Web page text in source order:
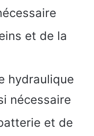
et de la
hydraulique
nécessaire
et de